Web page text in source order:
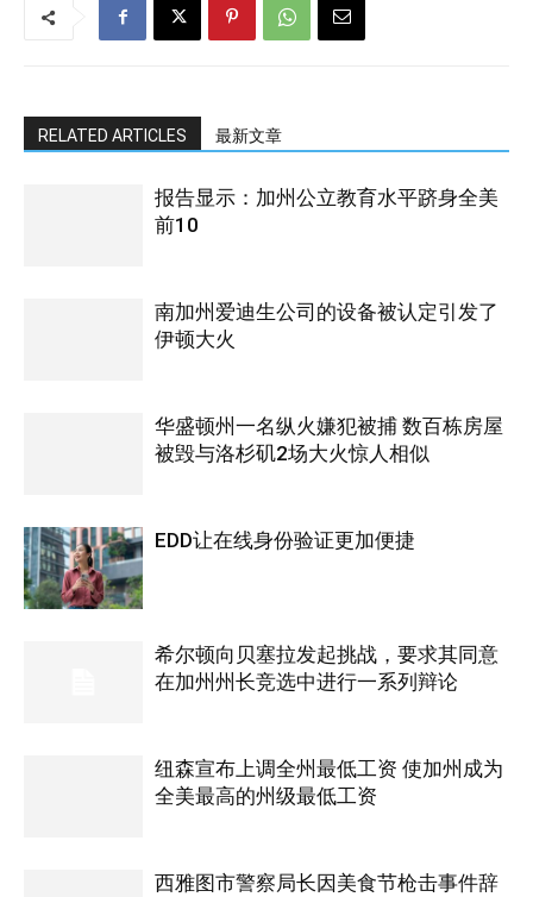
RELATED ARTICLES 最新文章
报告显示：加州公立教育水平跻身全美
前10
南加州爱迪生公司的设备被认定引发了
伊顿大火
华盛顿州一名纵火嫌犯被捕 数百栋房屋
被毁与洛杉矶2场大火惊人相似
EDD让在线身份验证更加便捷
希尔顿向贝塞拉发起挑战，要求其同意
在加州州长竞选中进行一系列辩论
纽森宣布上调全州最低工资 使加州成为
全美最高的州级最低工资
西雅图市警察局长因美食节枪击事件辞